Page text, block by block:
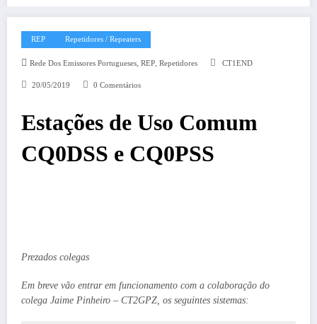
REP Repetidores / Repeaters
Rede Dos Emissores Portugueses, REP, Repetidores CT1END
20/05/2019 0 Comentários
Estações de Uso Comum
CQ0DSS e CQ0PSS
Prezados colegas
Em breve vão entrar em funcionamento com a colaboração do
colega Jaime Pinheiro – CT2GPZ, os seguintes sistemas: